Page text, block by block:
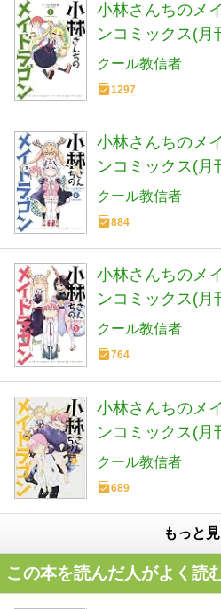
小林さんちのメ
ンコミックス(月
クール教信者
1297
小林さんちのメ
ンコミックス(月
クール教信者
884
小林さんちのメ
ンコミックス(月
クール教信者
764
小林さんちのメ
ンコミックス(月
クール教信者
689
もっと
この本を読んだ人がよく読